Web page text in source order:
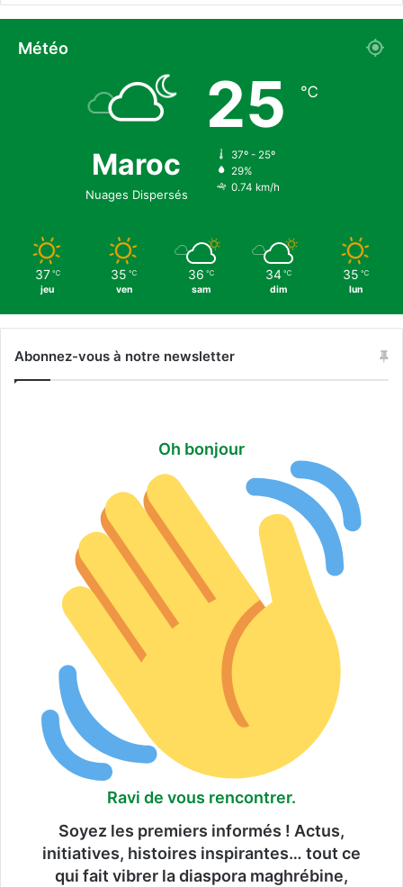
Météo
Maroc
Nuages Dispersés
25 ℃
37º - 25º
29%
0.74 km/h
37 ℃
jeu
35 ℃
ven
36 ℃
sam
34 ℃
dim
35 ℃
lun
Abonnez-vous à notre newsletter
Oh bonjour
Ravi de vous rencontrer.
Soyez les premiers informés ! Actus,
initiatives, histoires inspirantes… tout ce
qui fait vibrer la diaspora maghrébine,